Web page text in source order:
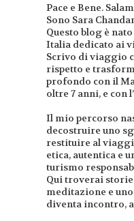
Pace e Bene.
Sono Sara
Questo blog è
Italia dedicato ai
Scrivo di viaggio
rispetto e
profondo con il
oltre 7 anni, e con
Il mio percorso
decostruire uno
restituire al
etica, autentica e
turismo
Qui troverai
meditazione e
diventa incontro,